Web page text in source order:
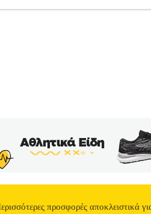
που είναι εύκολη στον
προσφορές αποκλειστικά